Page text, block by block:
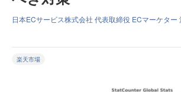
日本ECサービス株式会社 代表取締役 ECマーケター
楽天市場